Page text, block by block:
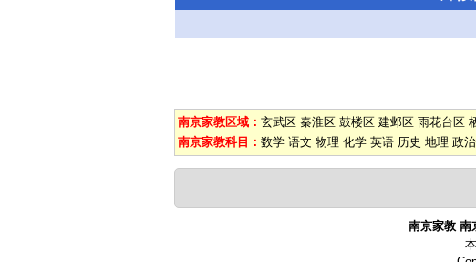
南京家教区域： 玄武区 秦淮区 鼓楼区 建邺区 雨花台区
南京家教科目： 数学 语文 物理 化学 英语 历史 地理 政治
南京家教 南